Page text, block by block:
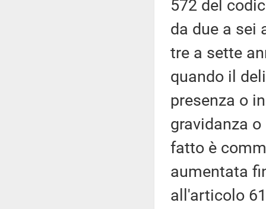
572 del
da due a sei
tre a sette
quando il
presenza o
gravidanza
fatto è
aumentata
all'articolo